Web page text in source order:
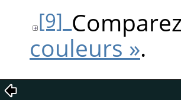
[9]
couleurs ».